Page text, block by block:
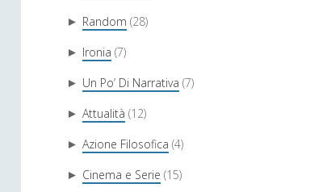
► Random (28)
► Ironia (7)
► Un Po’ Di Narrativa (7)
► Attualità (12)
► Azione Filosofica (4)
► Cinema e Serie (15)